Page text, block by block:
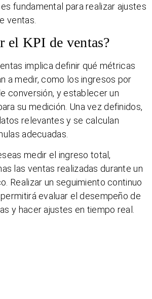
fundamental para realizar ajustes
ventas.
el KPI de ventas?
implica definir qué métricas
a medir, como los ingresos por
conversión, y establecer un
su medición. Una vez definidos,
relevantes y se calculan
adecuadas.
medir el ingreso total,
las ventas realizadas durante un
Realizar un seguimiento continuo
evaluar el desempeño de
y hacer ajustes en tiempo real.